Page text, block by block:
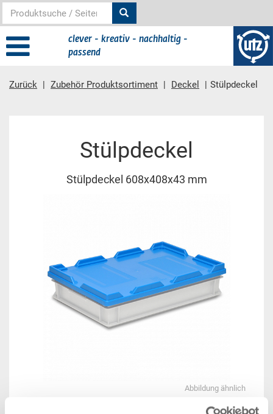
clever - kreativ - nachhaltig -
passend
Zurück Zubehör Produktsortiment Deckel Stülpdeckel
Stülpdeckel
Stülpdeckel 608x408x43 mm
Abbildung ähnlich